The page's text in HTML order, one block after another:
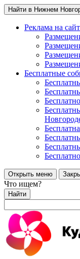
Найти в Нижнем
Реклама на
Бесплатные
Открыть меню
Что ищем?
Найти